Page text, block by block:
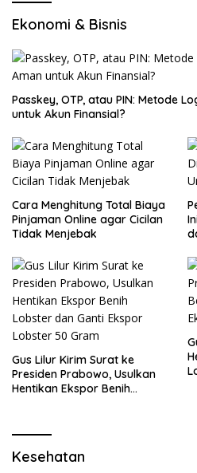
Ekonomi & Bisnis
Passkey, OTP, atau PIN: Metode
untuk Akun Finansial?
Cara Menghitung Total Biaya
Pinjaman Online agar Cicilan
Tidak Menjebak
Gus Lilur Kirim Surat ke
Presiden Prabowo, Usulkan
Hentikan Ekspor Benih
Kesehatan